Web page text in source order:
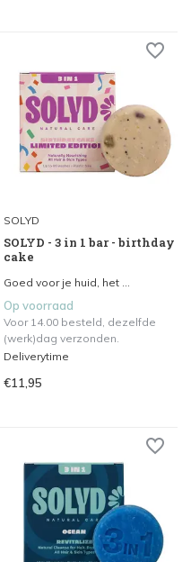
SOLYD
SOLYD - 3 in 1 bar - birthday
cake
Goed voor je huid, het ...
Op voorraad
Voor 14.00 besteld, dezelfde
(werk)dag verzonden.
Deliverytime
€11,95